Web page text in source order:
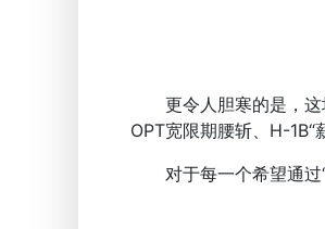
更令人胆寒的是，这场
OPT宽限期腰斩、H-1B“
对于每一个希望通过“